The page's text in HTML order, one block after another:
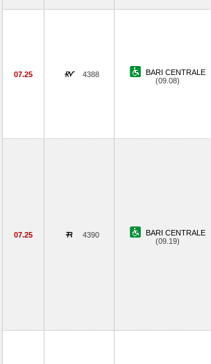
07.25 4388
BARI CENTRALE
(09.08)
07.25 4390
BARI CENTRALE
(09.19)